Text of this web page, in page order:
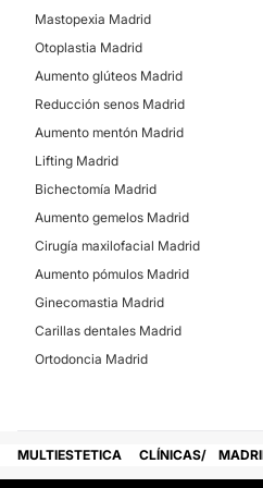
LIPOESCULTURA
La lipoescultura mejora la
efectiva debe realizarse en
Le ayudaremos a saber si en
CONTACTAR
AUMENTO GEMELOS
El aumento de gemelos es
CONTACTAR
Mastopexia Madrid
Otoplastia Madrid
Aumento glúteos Madrid
Reducción senos Madrid
Aumento mentón Madrid
Lifting Madrid
Bichectomía Madrid
Aumento gemelos Madrid
Cirugía maxilofacial Madrid
Aumento pómulos Madrid
Ginecomastia Madrid
Carillas dentales Madrid
Ortodoncia Madrid
MULTIESTETICA CLÍNICAS